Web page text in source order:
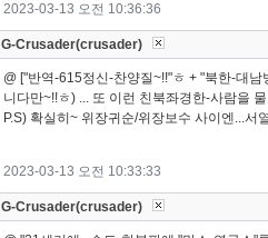
2023-03-13 오전 10:36:36
G-Crusader(crusader)
@ ["반역-615정신-찬양질~!!"ㅎ + "북한-대
니다만~!!ㅎ) ... 또 이런 친북좌경한-사람을
P.S) 확실히~ 위장귀순/위장보수 사이엔...서
2023-03-13 오전 10:33:33
G-Crusader(crusader)